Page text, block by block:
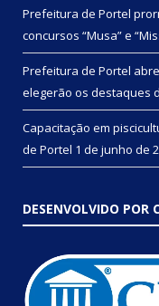
Prefeitura de Portel
concursos “Musa” e
Prefeitura de Portel
elegerão os destaques
Capacitação em
de Portel 1 de junho de
DESENVOLVIDO POR